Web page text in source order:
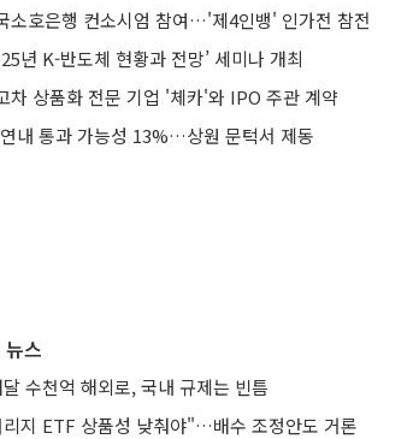
소호은행 컨소시엄 참여…'제4인뱅' 인가전 참전
년 K-반도체 현황과 전망’ 세미나 개최
차 상품화 전문 기업 '체카'와 IPO 주관 계약
내 통과 가능성 13%…상원 문턱서 제동
스
수천억 해외로, 국내 규제는 빈틈
지 ETF 상품성 낮춰야"…배수 조정안도 거론